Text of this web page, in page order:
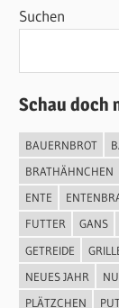
Suchen
Schau doch
BAUERNBROT
BRATHÄHNCHEN
ENTE
FUTTER
GANS
GETREIDE
NEUES JAHR
PLÄTZCHEN